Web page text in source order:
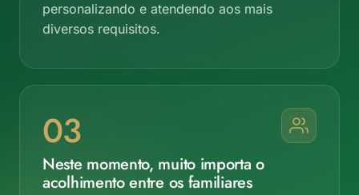
personalizando e atendendo aos mais
diversos requisitos.
03
Neste momento, muito importa o
acolhimento entre os familiares